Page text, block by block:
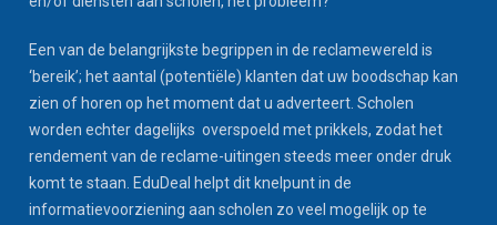
Een van de belangrijkste begrippen in de reclamewereld is
‘bereik’; het aantal (potentiële) klanten dat uw boodschap kan
zien of horen op het moment dat u adverteert. Scholen
worden echter dagelijks overspoeld met prikkels, zodat het
rendement van de reclame-uitingen steeds meer onder druk
komt te staan. EduDeal helpt dit knelpunt in de
informatievoorziening aan scholen zo veel mogelijk op te